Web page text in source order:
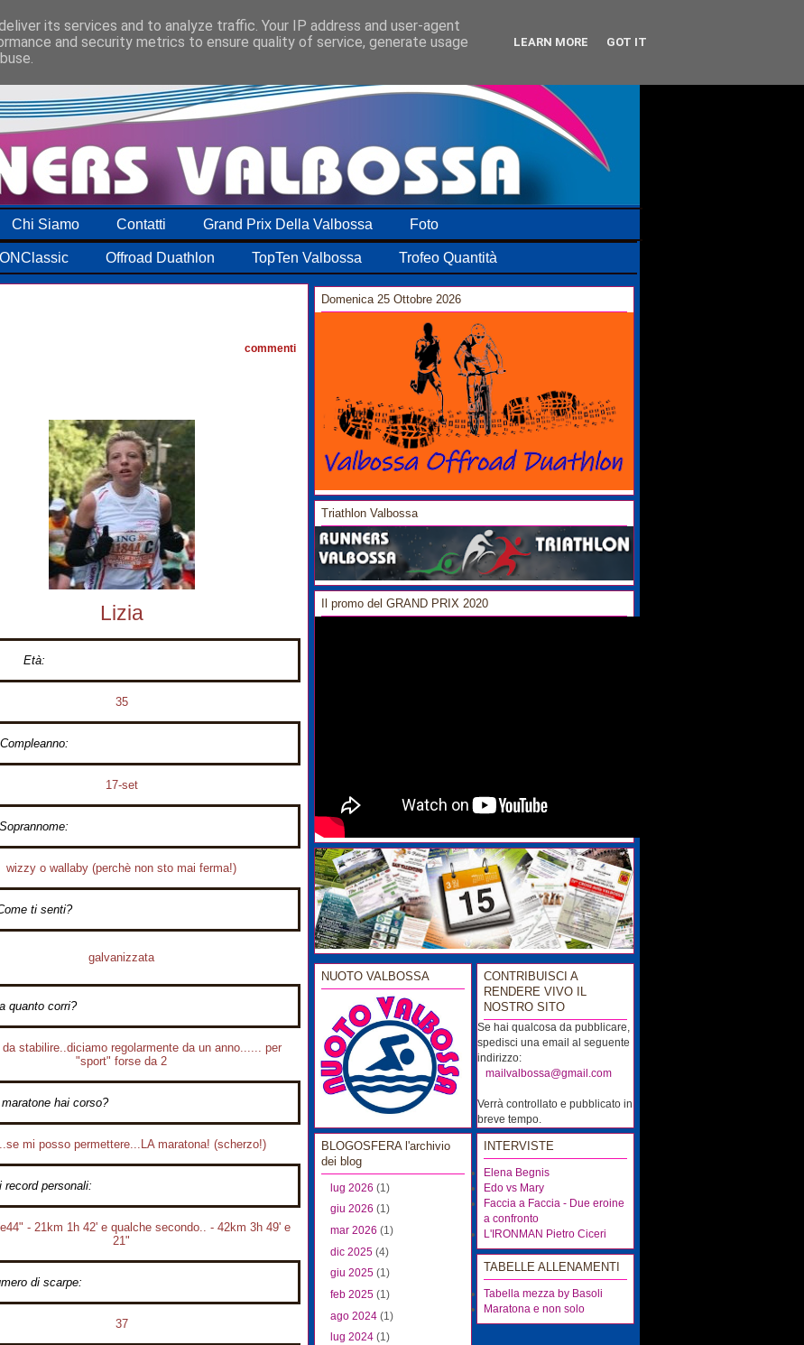
Chi Siamo Contatti Grand Prix Della Valbossa Foto
Offroad Duathlon TopTen Valbossa Trofeo Quantità
commenti
Lizia
Età:
35
Compleanno:
17-set
Soprannome:
wizzy o wallaby (perchè non sto mai ferma!)
ti senti?
galvanizzata
quanto corri?
stabilire..diciamo regolarmente da un anno...... per
"sport" forse da 2
hai corso?
mi posso permettere...LA maratona! (scherzo!)
record personali:
- 21km 1h 42' e qualche secondo.. - 42km 3h 49' e
21"
di scarpe:
37
Domenica 25 Ottobre 2026
Triathlon Valbossa
Il promo del GRAND PRIX 2020
NUOTO VALBOSSA
BLOGOSFERA l'archivio
dei blog
lug 2026 (1)
giu 2026 (1)
mar 2026 (1)
dic 2025 (4)
giu 2025 (1)
feb 2025 (1)
ago 2024 (1)
lug 2024 (1)
CONTRIBUISCI A
RENDERE VIVO IL
NOSTRO SITO
Se hai qualcosa da pubblicare,
spedisci una email al seguente
indirizzo:
mailvalbossa@gmail.com
Verrà controllato e pubblicato in
breve tempo.
INTERVISTE
Elena Begnis
Edo vs Mary
Faccia a Faccia - Due eroine
a confronto
L'IRONMAN Pietro Ciceri
TABELLE ALLENAMENTI
Tabella mezza by Basoli
Maratona e non solo
its services and to analyze traffic. Your IP address and user-agent
and security metrics to ensure quality of service, generate usage
LEARN MORE GOT IT